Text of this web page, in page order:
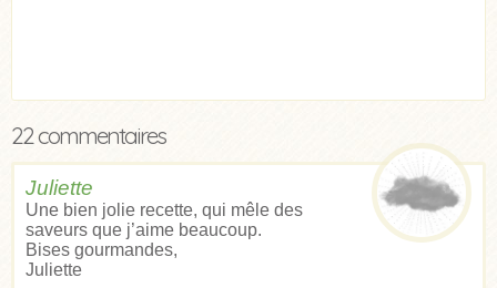
22 commentaires
Juliette
Une bien jolie recette, qui mêle des
saveurs que j’aime beaucoup.
Bises gourmandes,
Juliette